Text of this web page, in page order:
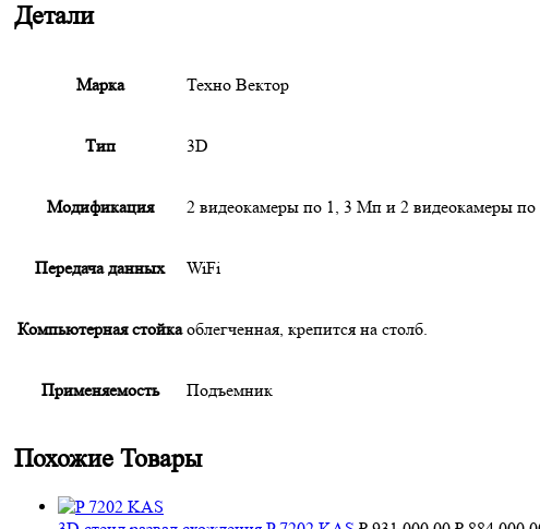
Детали
Марка Техно Вектор
Тип 3D
Модификация 2 видеокамеры по 1, 3 Мп и 2 видеокамеры
Передача данных WiFi
Компьютерная стойка облегченная, крепится на столб.
Применяемость Подъемник
Похожие Товары